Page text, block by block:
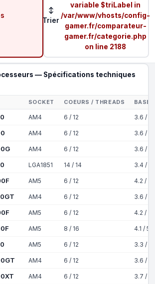
↕
Trier
variable $triLabel in
/var/www/vhosts/config-
gamer.fr/comparateur-
gamer.fr/categorie.php
on line 2188
— Spécifications techniques
SOCKET COEURS / THREADS BASE
AM4 6 / 12 3.6 /
AM4 6 / 12 3.6 /
AM4 6 / 12 3.6 /
LGA1851 14 / 14 3.4 /
AM5 6 / 12 4.2 /
AM4 6 / 12 3.6 /
AM5 6 / 12 4.2 /
AM5 8 / 16 4.1 /
AM5 6 / 12 3.3 /
AM4 6 / 12 3.6 /
AM4 6 / 12 3.7 /